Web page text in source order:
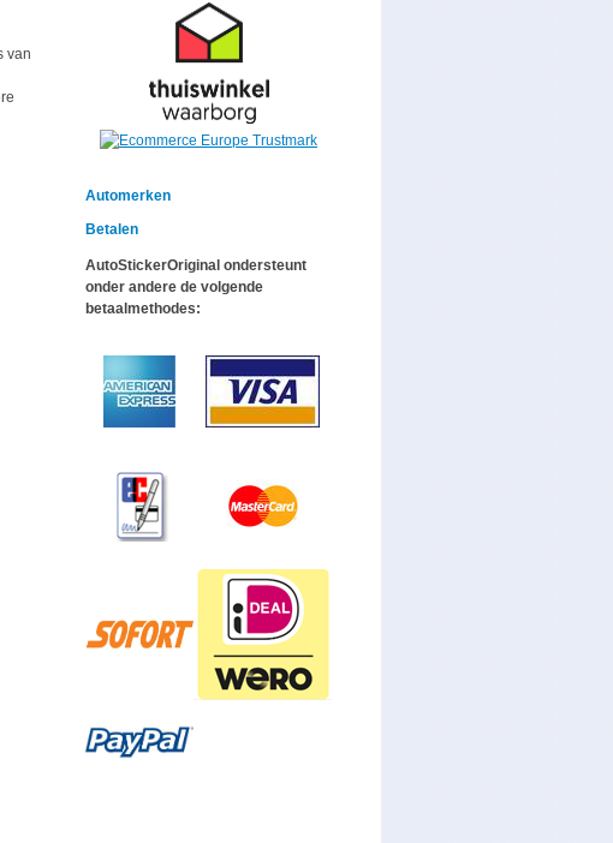
van
Automerken
Betalen
AutoStickerOriginal ondersteunt
onder andere de volgende
betaalmethodes: